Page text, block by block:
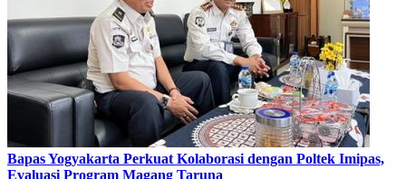
Bapas Yogyakarta Perkuat Kolaborasi dengan Poltek Imipas,
Evaluasi Program Magang Taruna